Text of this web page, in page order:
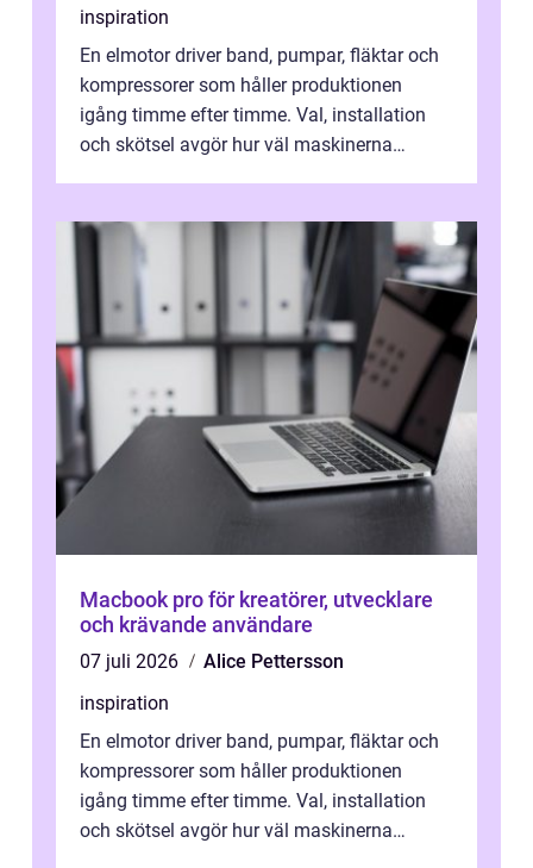
inspiration
En elmotor driver band, pumpar, fläktar och
kompressorer som håller produktionen
igång timme efter timme. Val, installation
och skötsel avgör hur väl maskinerna
Macbook pro för kreatörer, utvecklare
och krävande användare
07 juli 2026
Alice Pettersson
inspiration
En elmotor driver band, pumpar, fläktar och
kompressorer som håller produktionen
igång timme efter timme. Val, installation
och skötsel avgör hur väl maskinerna